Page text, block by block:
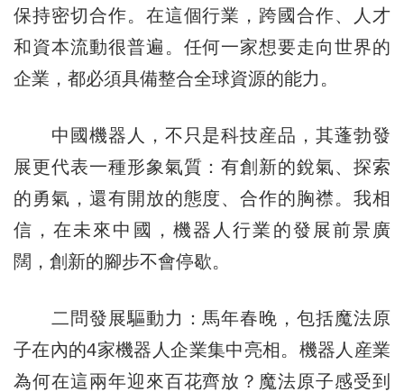
保持密切合作。在這個行業，跨國合作、人才
和資本流動很普遍。任何一家想要走向世界的
企業，都必須具備整合全球資源的能力。
中國機器人，不只是科技産品，其蓬勃發
展更代表一種形象氣質：有創新的銳氣、探索
的勇氣，還有開放的態度、合作的胸襟。我相
信，在未來中國，機器人行業的發展前景廣
闊，創新的腳步不會停歇。
二問發展驅動力：馬年春晚，包括魔法原
子在內的4家機器人企業集中亮相。機器人産業
為何在這兩年迎來百花齊放？魔法原子感受到